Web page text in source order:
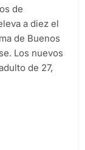
de
a diez el
de Buenos
Los nuevos
de 27,